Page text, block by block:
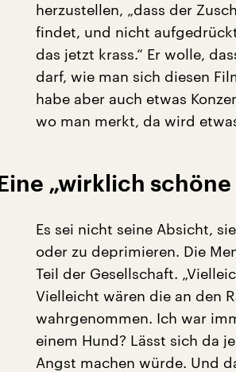
herzustellen, „dass der
findet, und nicht
das jetzt krass.“ Er wolle,
darf, wie man sich diesen
habe aber auch etwas
wo man merkt, da wird
Eine „wirklich
Es sei nicht seine Absicht,
oder zu deprimieren. Die
Teil der Gesellschaft.
Vielleicht wären die an den
wahrgenommen. Ich war
einem Hund? Lässt sich da
Angst machen würde. Und